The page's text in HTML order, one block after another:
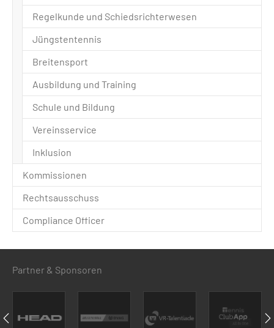
Regelkunde und Schiedsrichterwesen
Jüngstentennis
Breitensport
Ausbildung und Training
Schule und Bildung
Vereinsservice
Inklusion
Kommissionen
Rechtsausschuss
Compliance Officer
Partner & Sponsoren